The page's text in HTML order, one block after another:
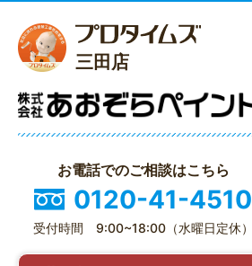
三田店
お電話でのご相談はこちら
0120-41-4510
受付時間 9:00~18:00（水曜日定休）